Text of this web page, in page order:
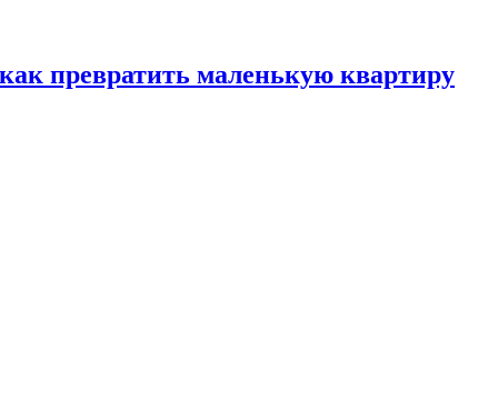
превратить маленькую квартиру